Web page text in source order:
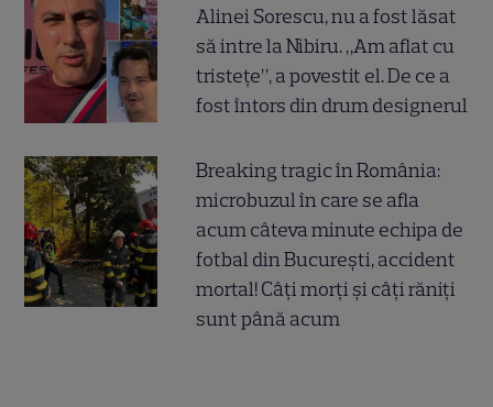
Alinei Sorescu, nu a fost lăsat
să intre la Nibiru. „Am aflat cu
tristețe”, a povestit el. De ce a
fost întors din drum designerul
Breaking tragic în România:
microbuzul în care se afla
acum câteva minute echipa de
fotbal din București, accident
mortal! Câți morți și câți răniți
sunt până acum